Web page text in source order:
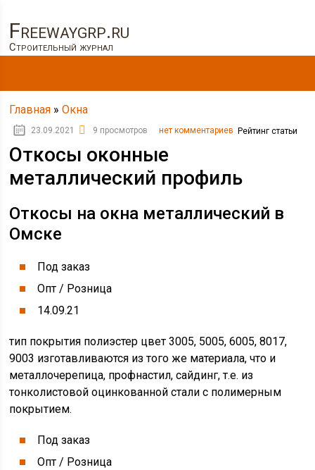
Freewaygrp.ru
Строительный журнал
Главная »Окна
23.09.2021 9 просмотров нет комментариев Рейтинг статьи
Откосы оконные
металлический профиль
Откосы на окна металлический в
Омске
Под заказ
Опт / Розница
14.09.21
тип покрытия полиэстер цвет 3005, 5005, 6005, 8017,
9003 изготавливаются из того же материала, что и
металлочерепица, профнастил, сайдинг, т.е. из
тонколистовой оцинкованной стали с полимерным
покрытием.
Под заказ
Опт / Розница